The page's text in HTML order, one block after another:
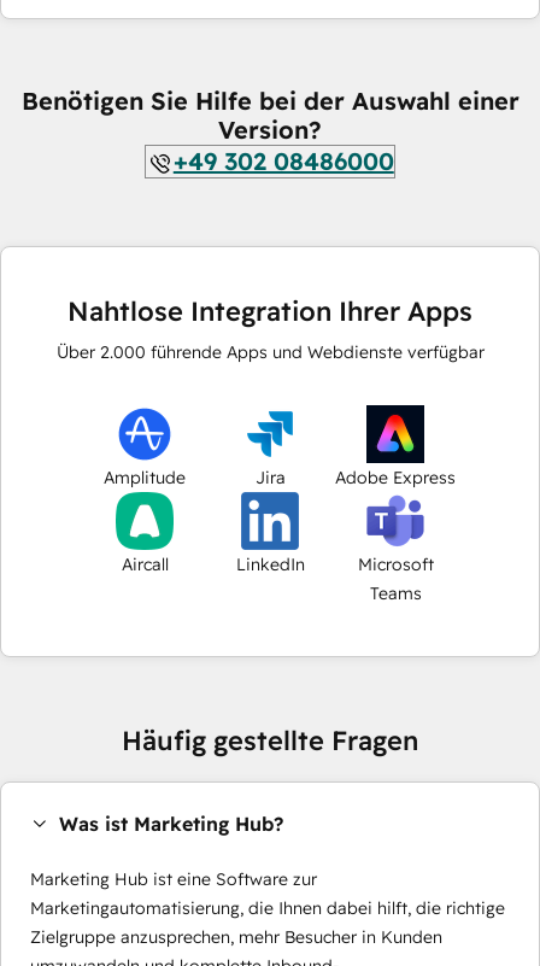
Benötigen Sie Hilfe bei der Auswahl einer
Version?
+49 302 08486000
Nahtlose Integration Ihrer Apps
Über 2.000 führende Apps und Webdienste verfügbar
Amplitude Jira Adobe Express
Aircall LinkedIn
Microsoft
Teams
Häufig gestellte Fragen
Was ist Marketing Hub?
Marketing Hub ist eine Software zur
Marketingautomatisierung, die Ihnen dabei hilft, die richtige
Zielgruppe anzusprechen, mehr Besucher in Kunden